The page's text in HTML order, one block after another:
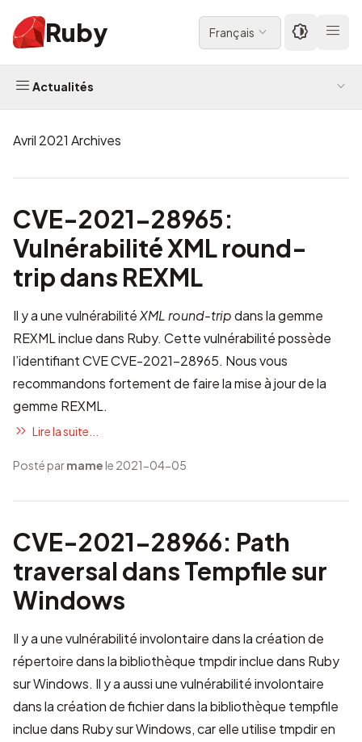
Ruby Français
Actualités
Avril 2021 Archives
CVE-2021-28965:
Vulnérabilité XML round-
trip dans REXML
Il y a une vulnérabilitéXML round-tripdans la gemme
REXML inclue dans Ruby. Cette vulnérabilité possède
l’identifiant CVECVE-2021-28965. Nous vous
recommandons fortement de faire la mise à jour de la
gemme REXML.
Lire la suite...
Posté parmame le 2021-04-05
CVE-2021-28966: Path
traversal dans Tempfile sur
Windows
Il y a une vulnérabilité involontaire dans la création de
répertoire dans la bibliothèque tmpdir inclue dans Ruby
sur Windows. Il y a aussi une vulnérabilité involontaire
dans la création de fichier dans la bibliothèque tempfile
inclue dans Ruby sur Windows, car elle utilise tmpdir en